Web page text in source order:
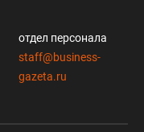
отдел персонала
staff@business-
gazeta.ru